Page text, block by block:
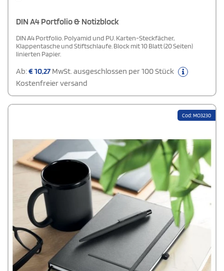
DIN A4 Portfolio & Notizblock
DIN A4 Portfolio. Polyamid und PU. Karten-Steckfächer,
Klappentasche und Stiftschlaufe. Block mit 10 Blatt (20 Seiten)
linierten Papier.
Ab:€10,27 MwSt. ausgeschlossen per 100 Stück
Kostenfreier versand
Cod: MO3230